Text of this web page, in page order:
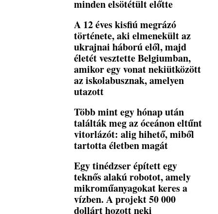
minden elsötétült előtte
A 12 éves kisfiú megrázó
története, aki elmenekült az
ukrajnai háború elől, majd
életét vesztette Belgiumban,
amikor egy vonat nekiütközött
az iskolabusznak, amelyen
utazott
Több mint egy hónap után
találták meg az óceánon eltűnt
vitorlázót: alig hihető, miből
tartotta életben magát
Egy tinédzser épített egy
teknős alakú robotot, amely
mikroműanyagokat keres a
vízben. A projekt 50 000
dollárt hozott neki